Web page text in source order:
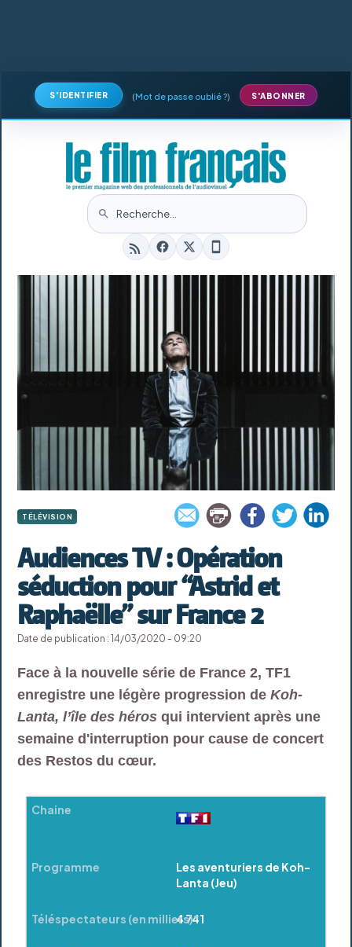
S'IDENTIFIER (Mot de passe oublié ?) S'ABONNER
TÉLÉVISION
Audiences TV : Opération
séduction pour “Astrid et
Raphaëlle” sur France 2
Date de publication : 14/03/2020 - 09:20
Face à la nouvelle série de France 2, TF1
enregistre une légère progression deKoh-
Lanta, l’île des héros qui intervient après une
semaine d'interruption pour cause de concert
des Restos du cœur.
Les aventuriers de Koh-
Lanta (Jeu)
4 741